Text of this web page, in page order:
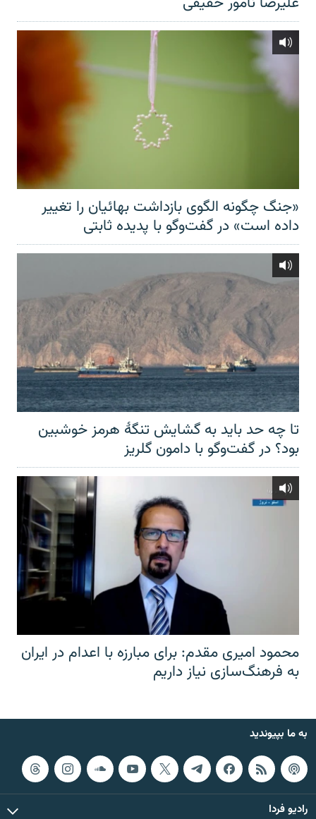
«جنگ چگونه الگوی بازداشت بهائیان را تغییر
داده است» در گفت‌وگو با پدیده ثابتی
تا چه حد باید به گشایش تنگهٔ هرمز خوشبین
بود؟ در گفت‌وگو با دامون گلریز
محمود امیری مقدم: برای مبارزه با اعدام در ایران
به فرهنگ‌سازی نیاز داریم
به ما بپیوندید
رادیو فردا